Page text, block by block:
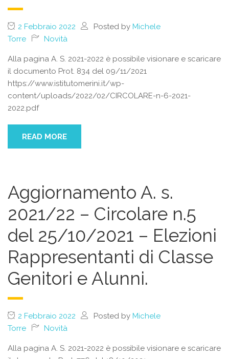
2 Febbraio 2022 Posted by Michele
Torre
Novità
Alla pagina A. S. 2021-2022 è possibile visionare e scaricare
il documento Prot. 834 del 09/11/2021
https://www.istitutomerini.it/wp-
content/uploads/2022/02/CIRCOLARE-n-6-2021-
2022.pdf
READ MORE
Aggiornamento A. s.
2021/22 – Circolare n.5
del 25/10/2021 – Elezioni
Rappresentanti di Classe
Genitori e Alunni.
2 Febbraio 2022 Posted by Michele
Torre
Novità
Alla pagina A. S. 2021-2022 è possibile visionare e scaricare